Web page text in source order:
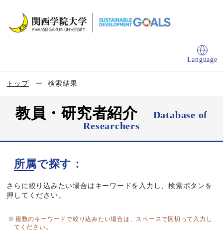
Language
トップ 検索結果
教員・研究者紹介
Database of
Researchers
所属で探す：
さらに絞り込みたい場合はキーワードを入力し、検索ボタンを
押してください。
複数のキーワードで絞り込みたい場合は、スペースで区切って入力し
てください。